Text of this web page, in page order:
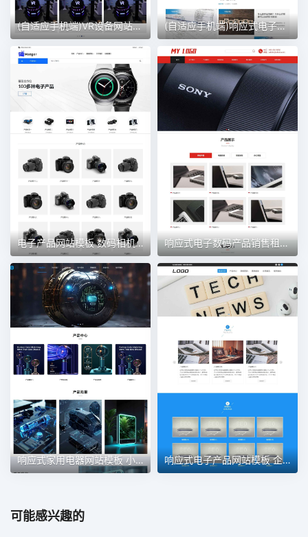
(自适应手机端)VR设备网站模板 VR眼睛网站 (自适应手机端)响应式电子设备网站模板 – 带下载功能
电子产品网站模板 数码相机网站 响应式电子数码产品销售租赁网站
响应式家用电器网站模板 小家电网站 响应式电子产品网站模板 企业通用网站
可能感兴趣的